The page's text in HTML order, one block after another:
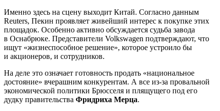
Именно здесь на сцену выходит Китай. Согласно данным
Reuters, Пекин проявляет живейший интерес к покупке этих
площадок. Особенно активно обсуждается судьба завода
в Оснабрюке. Представители Volkswagen подтверждают, что
ищут «жизнеспособное решение», которое устроило бы
и акционеров, и сотрудников.
На деле это означает готовность продать «национальное
достояние» вчерашним конкурентам. А все из-за провальной
экономической политики Брюсселя и плящущего под его
дудку правительства Фридриха Мерца.